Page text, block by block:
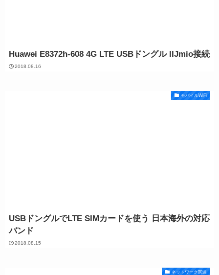
Huawei E8372h-608 4G LTE USBドングル IIJmio接続
2018.08.16
モバイルWiFi
USBドングルでLTE SIMカードを使う 日本海外の対応
バンド
2018.08.15
ネットワーク関連